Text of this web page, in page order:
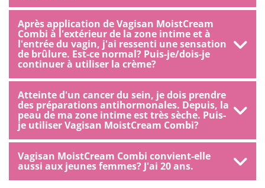
Après application de Vagisan MoistCream
Combi à l'extérieur de la zone intime et à
l'entrée du vagin, j'ai ressenti une sensation
de brûlure. Est-ce normal? Puis-je/dois-je
continuer à utiliser la crème?
Atteinte d'un cancer du sein, je dois prendre
des préparations antihormonales. Depuis, la
peau de ma zone intime est très sèche. Puis-
je utiliser Vagisan MoistCream Combi?
Vagisan MoistCream Combi convient-elle
aussi aux jeunes femmes? J'ai 20 ans.